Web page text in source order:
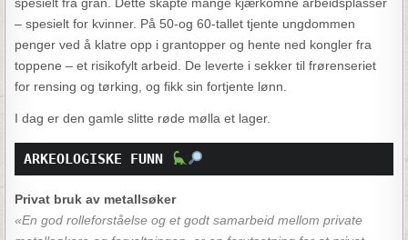
– spesielt for kvinner. På 50-og 60-tallet tjente ungdommen
penger ved å klatre opp i grantopper og hente ned kongler fra
toppene – et risikofylt arbeid. De leverte i sekker til frørenseriet
for rensing og tørking, og fikk sin fortjente lønn.
I dag er den gamle slitte røde mølla et lager.
ARKEOLOGISKE FUNN
Privat bruk av metallsøker
«En god rolleforståelse og et godt samarbeid mellom private